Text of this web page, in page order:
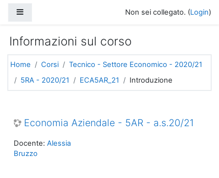
Non sei collegato. (Login)
Informazioni sul corso
Home Corsi
Tecnico - Settore Economico - 2020/21
5RA - 2020/21
ECA5AR_21 Introduzione
Economia Aziendale - 5AR - a.s.20/21
Docente: Alessia
Bruzzo